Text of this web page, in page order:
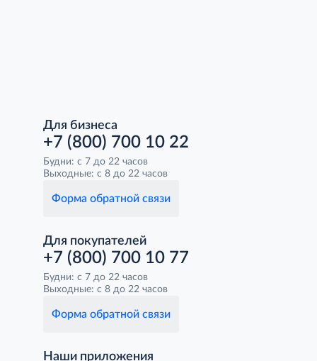
Для бизнеса
+7 (800) 700 10 22
Будни: с 7 до 22 часов
Выходные: с 8 до 22 часов
Форма обратной связи
Для покупателей
+7 (800) 700 10 77
Будни: с 7 до 22 часов
Выходные: с 8 до 22 часов
Форма обратной связи
Наши приложения